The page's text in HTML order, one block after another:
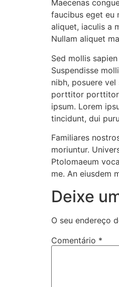
Maecenas
faucibus eget eu
aliquet, iaculis a
Nullam aliquet
Sed mollis
Suspendisse
nibh, posuere
porttitor porttitor
ipsum. Lorem
tincidunt, dui
Familiares
moriuntur.
Ptolomaeum
me. An eiusdem
Deixe
O seu endereço
Comentário *